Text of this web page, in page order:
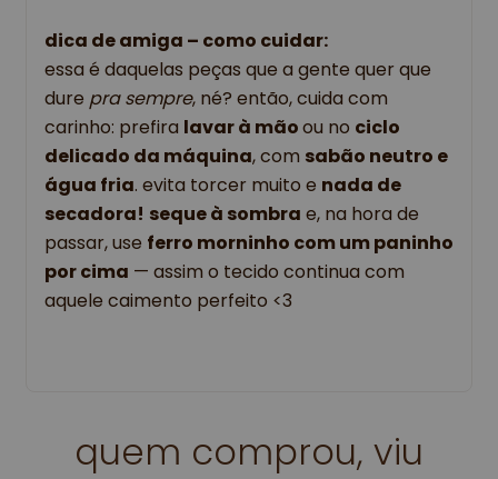
dica de amiga – como cuidar:
essa é daquelas peças que a gente quer que
dure pra sempre, né? então, cuida com
carinho: prefira lavar à mãoou no ciclo
delicado da máquina, com sabão neutro e
água fria. evita torcer muito e nada de
secadora! seque à sombra e, na hora de
passar, use ferro morninho com um paninho
por cima — assim o tecido continua com
aquele caimento perfeito <3
quem comprou, viu